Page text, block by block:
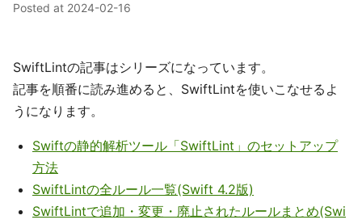
Posted at 2024-02-16
SwiftLintの記事はシリーズになっています。
記事を順番に読み進めると、SwiftLintを使いこなせるよ
うになります。
Swiftの静的解析ツール「SwiftLint」のセットアップ
方法
SwiftLintの全ルール一覧(Swift 4.2版)
SwiftLintで追加・変更・廃止されたルールまとめ(Swi